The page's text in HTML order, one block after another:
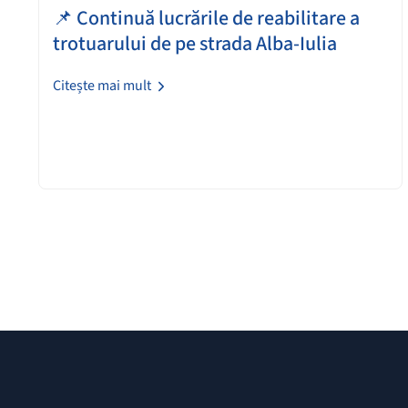
📌 Continuă lucrările de reabilitare a
trotuarului de pe strada Alba-Iulia
Citește mai mult